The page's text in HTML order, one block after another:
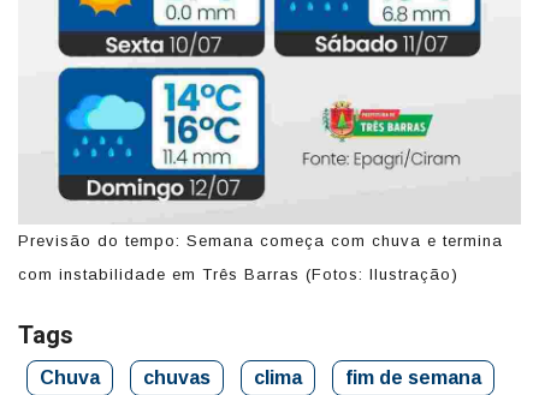
Previsão do tempo: Semana começa com chuva e termina
com instabilidade em Três Barras (Fotos: Ilustração)
Tags
Chuva chuvas clima
fim de semana